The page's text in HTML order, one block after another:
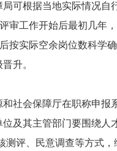
可根据当地实际情况
审工作开始后最初几年
按实际空余岗位数科学
升。
社会保障厅在职称申
及其主管部门要围绕人
测评、民意调查等方式